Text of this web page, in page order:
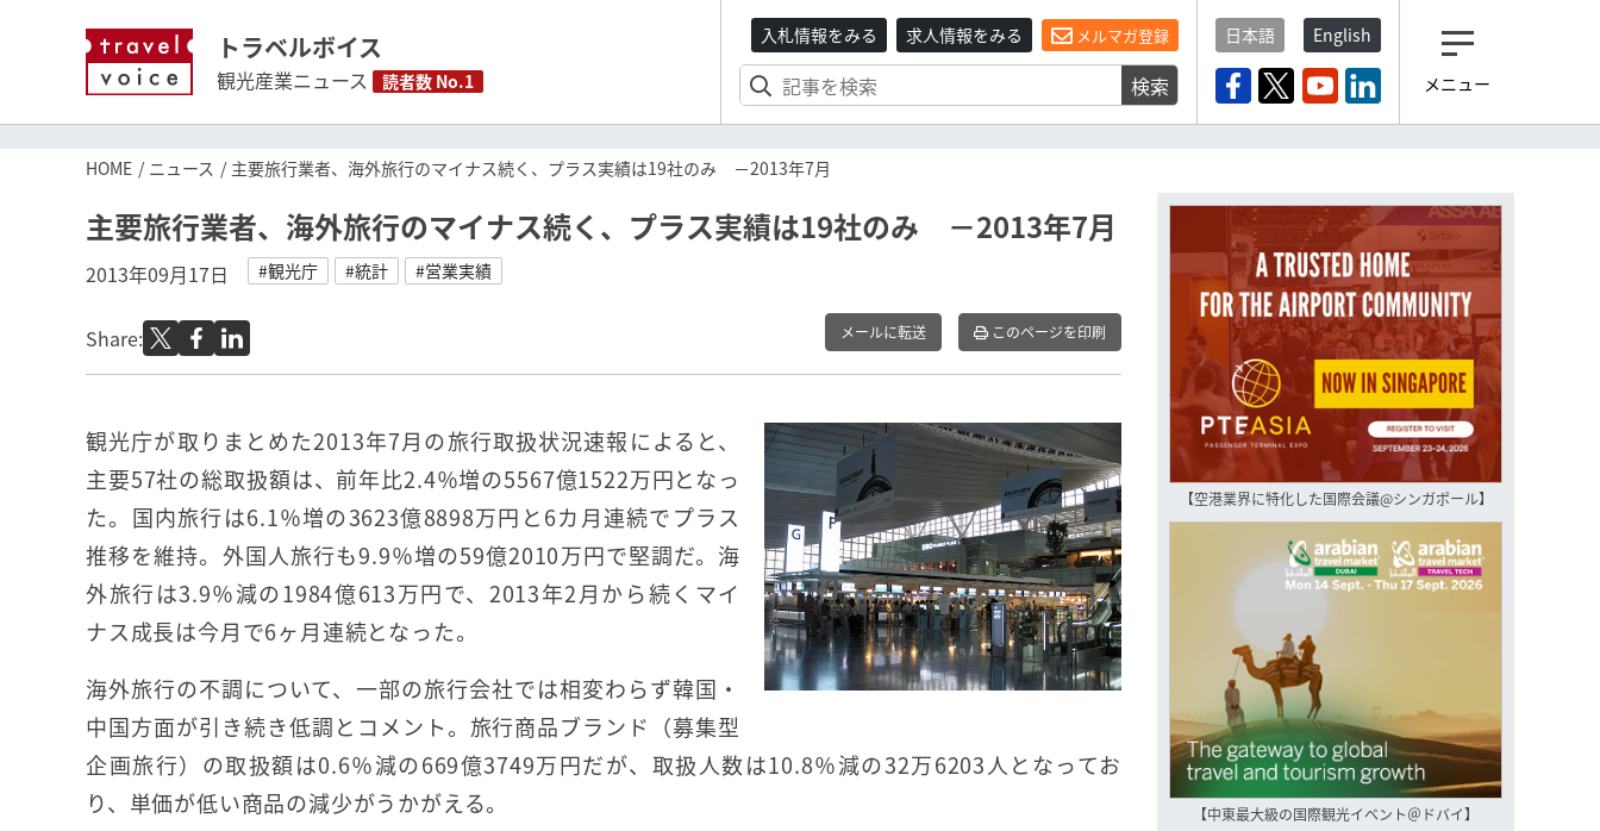
トラベルボイス
観光産業ニュース 読者数 No.1
入札情報をみる 求人情報をみる メルマガ登録
検索
日本語 English
メニュー
HOME ニュース 主要旅行業者、海外旅行のマイナス続く、プラス実績は19社のみ －2013年7月
主要旅行業者、海外旅行のマイナス続く、プラス実績は19社のみ －2013年7月
2013年09月17日 #観光庁 #統計 #営業実績
Share: メールに転送 このページを印刷
観光庁が取りまとめた2013年7月の旅行取扱状況速報によると、
主要57社の総取扱額は、前年比2.4％増の5567億1522万円となっ
た。国内旅行は6.1％増の3623億8898万円と6カ月連続でプラス
推移を維持。外国人旅行も9.9％増の59億2010万円で堅調だ。海
外旅行は3.9％減の1984億613万円で、2013年2月から続くマイ
ナス成長は今月で6ヶ月連続となった。
海外旅行の不調について、一部の旅行会社では相変わらず韓国・
中国方面が引き続き低調とコメント。旅行商品ブランド（募集型
企画旅行）の取扱額は0.6％減の669億3749万円だが、取扱人数は10.8％減の32万6203人となってお
り、単価が低い商品の減少がうかがえる。
【空港業界に特化した国際会議@シンガポール】
【中東最大級の国際観光イベント＠ドバイ】
観光産業ニュース「トラベ
登録済みですよね？
もし未だ登録していないなら…
いますぐ登録する